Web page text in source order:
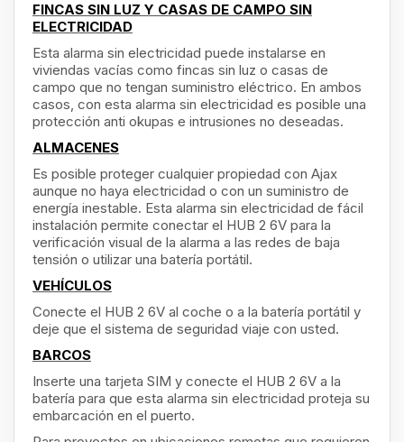
FINCAS SIN LUZ Y CASAS DE CAMPO SIN
ELECTRICIDAD
Esta alarma sin electricidad puede instalarse en
viviendas vacías como fincas sin luz o casas de
campo que no tengan suministro eléctrico. En ambos
casos, con esta alarma sin electricidad es posible una
protección anti okupas e intrusiones no deseadas.
ALMACENES
Es posible proteger cualquier propiedad con Ajax
aunque no haya electricidad o con un suministro de
energía inestable. Esta alarma sin electricidad de fácil
instalación permite conectar el HUB 2 6V para la
verificación visual de la alarma a las redes de baja
tensión o utilizar una batería portátil.
VEHÍCULOS
Conecte el HUB 2 6V al coche o a la batería portátil y
deje que el sistema de seguridad viaje con usted.
BARCOS
Inserte una tarjeta SIM y conecte el HUB 2 6V a la
batería para que esta alarma sin electricidad proteja su
embarcación en el puerto.